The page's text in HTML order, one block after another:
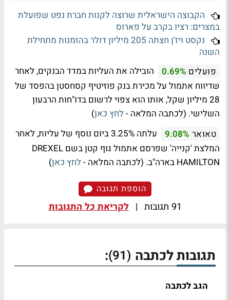
הקבוצה הישראלית שרוצה לקנות חברת נפט שפועלת
במצרים: רציו בקרב על פארוס
נקסט ויז'ן חצתה 205 מיליון דולר בהזמנות מתחילת
השנה
פועלים 0.69%
הובילה את העליות במדד הבנקים, לאחר
שדיווח אתמול על מכירת בנק פוזיטיף קסחסטן בהפסד של
28 מיליון שקל, אותו הוא צפוי לרשום בדו"חות הרבעון
השלישי. (לכתבה המלאה - לחץ כאן)
טאואר 9.08%
עלתה 3.25% ביום נוסף של עליות, לאחר
המלצת 'קנייה' שפרסם אתמול גוף קטן בשם DREXEL
HAMILTON בארה"ב. (לכתבה המלאה -
לחץ כאן)
הוספת תגובה
91 תגובות | לקריאת כל התגובות
תגובות לכתבה (91)
:
הגב לכתבה